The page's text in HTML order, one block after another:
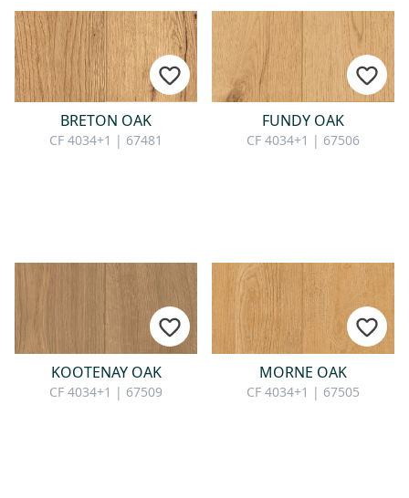
BRETON OAK
CF 4034+1 | 67481
FUNDY OAK
CF 4034+1 | 67506
KOOTENAY OAK
CF 4034+1 | 67509
MORNE OAK
CF 4034+1 | 67505